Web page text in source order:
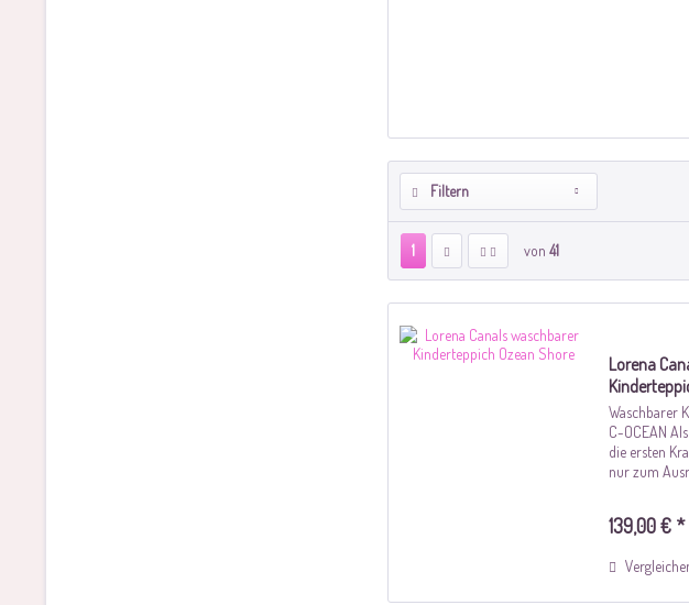
Filtern
1 von 41
Lorena
Waschbarer
C-OCEAN
die ersten
nur zum
superweich...
139,00 € *